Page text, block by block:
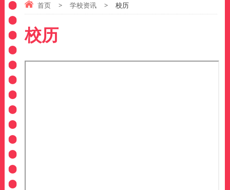
首页 > 学校资讯 > 校历
校历